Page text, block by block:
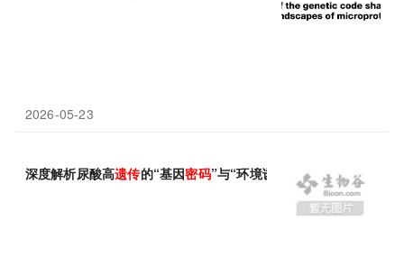
2026-05-23
深度解析尿酸高遗传的“基因密码”与“环境诱因”，2026降尿酸新